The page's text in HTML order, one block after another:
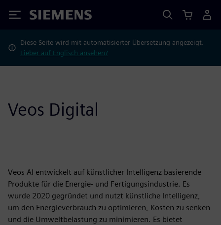
Siemens
Diese Seite wird mit automatisierter Übersetzung angezeigt.
Lieber auf Englisch ansehen?
Veos Digital
Veos AI entwickelt auf künstlicher Intelligenz basierende
Produkte für die Energie- und Fertigungsindustrie. Es
wurde 2020 gegründet und nutzt künstliche Intelligenz,
um den Energieverbrauch zu optimieren, Kosten zu senken
und die Umweltbelastung zu minimieren. Es bietet